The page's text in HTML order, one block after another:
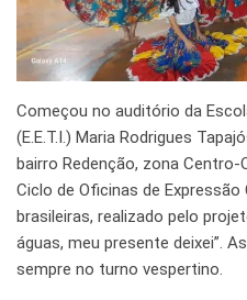
Começou no auditório da
(E.E.T.I.) Maria Rodrigues
bairro Redenção, zona
Ciclo de Oficinas de
brasileiras, realizado pelo
águas, meu presente deixei”.
sempre no turno vespertino.